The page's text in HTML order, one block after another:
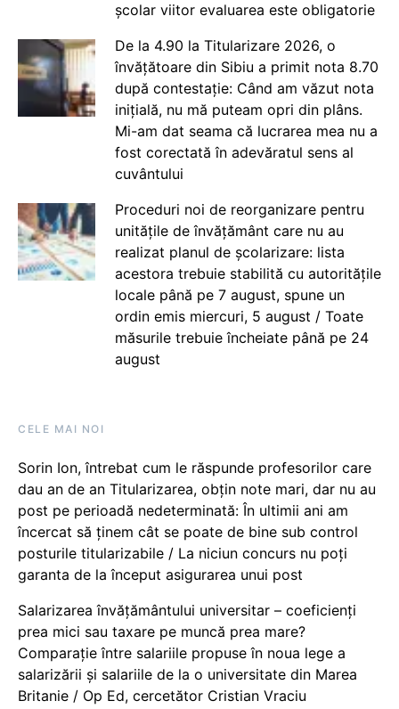
școlar viitor evaluarea este obligatorie
De la 4.90 la Titularizare 2026, o
învățătoare din Sibiu a primit nota 8.70
după contestație: Când am văzut nota
inițială, nu mă puteam opri din plâns.
Mi-am dat seama că lucrarea mea nu a
fost corectată în adevăratul sens al
cuvântului
Proceduri noi de reorganizare pentru
unitățile de învățământ care nu au
realizat planul de școlarizare: lista
acestora trebuie stabilită cu autoritățile
locale până pe 7 august, spune un
ordin emis miercuri, 5 august / Toate
măsurile trebuie încheiate până pe 24
august
CELE MAI NOI
Sorin Ion, întrebat cum le răspunde profesorilor care
dau an de an Titularizarea, obțin note mari, dar nu au
post pe perioadă nedeterminată: În ultimii ani am
încercat să ținem cât se poate de bine sub control
posturile titularizabile / La niciun concurs nu poți
garanta de la început asigurarea unui post
Salarizarea învățământului universitar – coeficienți
prea mici sau taxare pe muncă prea mare?
Comparație între salariile propuse în noua lege a
salarizării și salariile de la o universitate din Marea
Britanie / Op Ed, cercetător Cristian Vraciu